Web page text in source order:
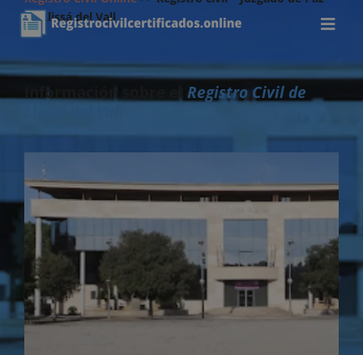
de Llissá del Vall
Información sobre el Registro Civil de